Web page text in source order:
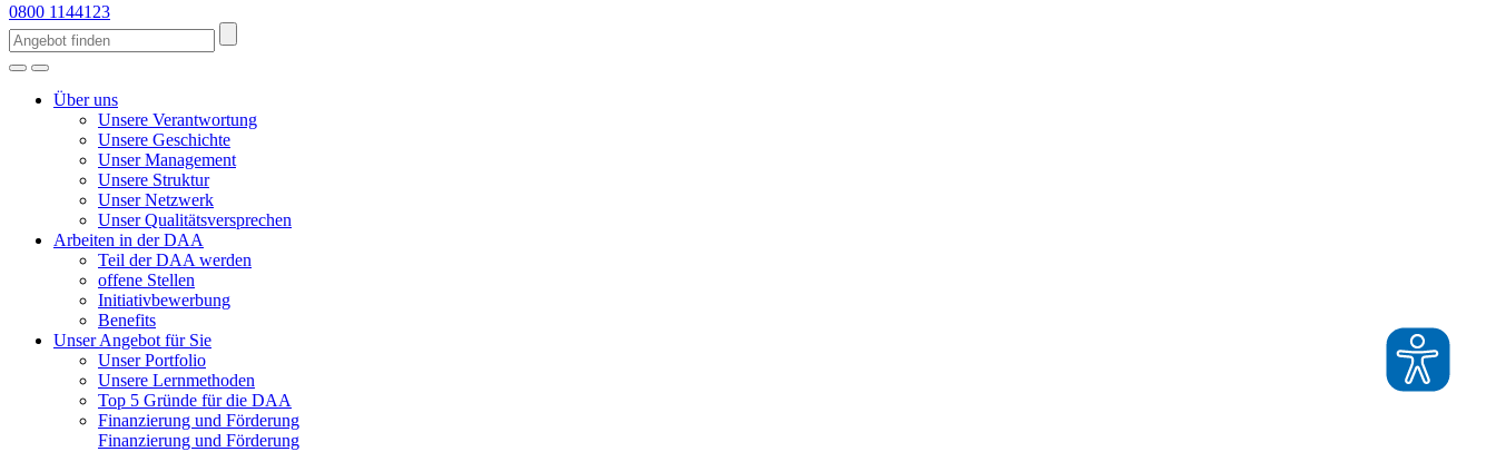
0800 1144123
Über uns
Unsere Verantwortung
Unsere Geschichte
Unser Management
Unsere Struktur
Unser Netzwerk
Unser Qualitätsversprechen
Arbeiten in der DAA
Teil der DAA werden
offene Stellen
Initiativbewerbung
Benefits
Unser Angebot für Sie
Unser Portfolio
Unsere Lernmethoden
Top 5 Gründe für die DAA
Finanzierung und Förderung
Finanzierung und Förderung